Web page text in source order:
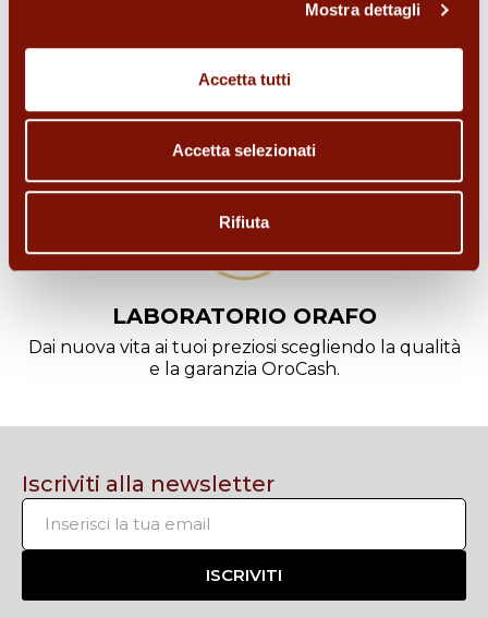
Mostra dettagli
Accetta tutti
Accetta selezionati
Rifiuta
ORO DA INVESTIMENTO
monete d'oro.
LABORATORIO ORAFO
Dai nuova vita ai tuoi preziosi scegliendo la qualità
e la garanzia OroCash.
Iscriviti alla newsletter
ISCRIVITI